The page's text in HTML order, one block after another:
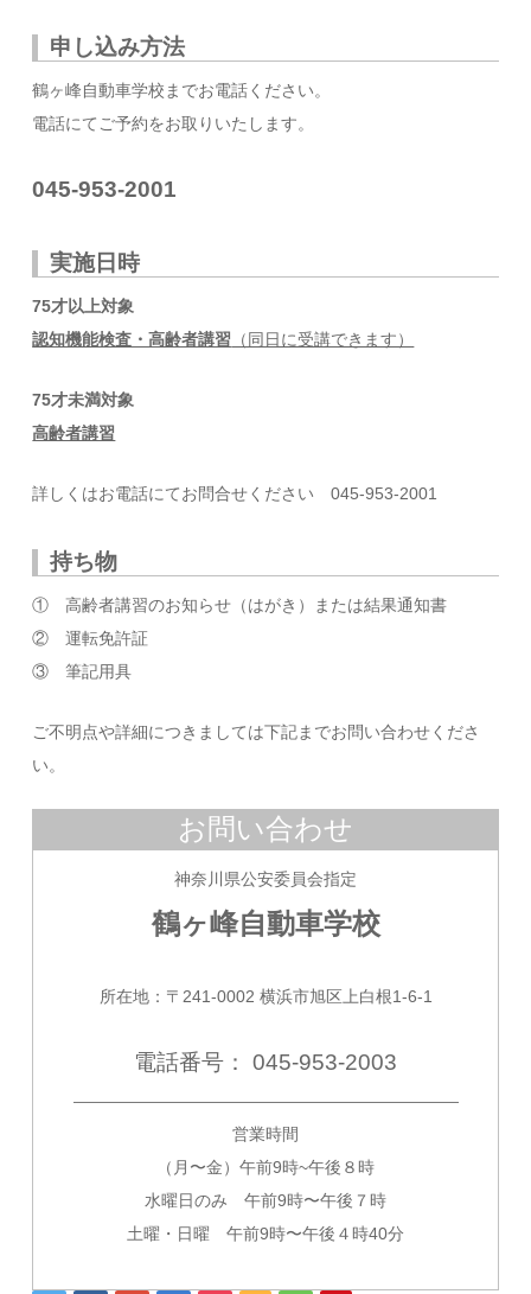
申し込み方法
鶴ヶ峰自動車学校までお電話ください。
電話にてご予約をお取りいたします。
045-953-2001
実施日時
75才以上対象
認知機能検査・高齢者講習 （同日に受講できます）
75才未満対象
高齢者講習
詳しくはお電話にてお問合せください 045-953-2001
持ち物
① 高齢者講習のお知らせ（はがき）または結果通知書
② 運転免許証
③ 筆記用具
ご不明点や詳細につきましては下記までお問い合わせくださ
い。
お問い合わせ
神奈川県公安委員会指定
鶴ヶ峰自動車学校
所在地：〒241-0002 横浜市旭区上白根1-6-1
電話番号： 045-953-2003
—————————————————————————
営業時間
（月〜金）午前9時~午後８時
水曜日のみ 午前9時〜午後７時
土曜・日曜 午前9時〜午後４時40分